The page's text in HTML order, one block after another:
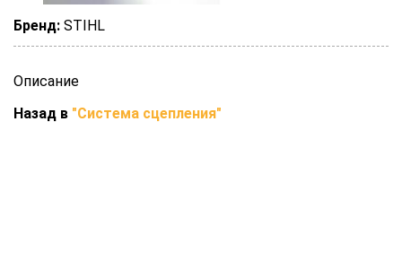
Бренд: STIHL
Описание
Назад в "Система сцепления"